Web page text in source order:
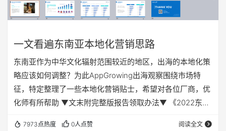
一文看遍东南亚本地化营销思路
东南亚作为中华文化辐射范围较近的地区，出海的本地化策
略应该如何调整？为此AppGrowing出海观察围绕市场特
征，特定整理了一些本地化营销贴士，希望对各位厂商，优
化师有所帮助 ▼文末附完整版报告领取办法▼ 《2022东南
7973点热度 0人点赞 阅读全文